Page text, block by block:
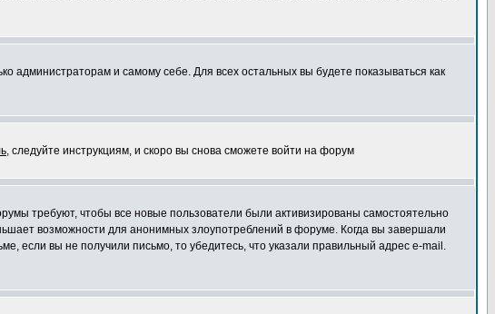
администраторам и самому себе. Для всех остальных вы будете показываться как
, следуйте инструкциям, и скоро вы снова сможете войти на форум
требуют, чтобы все новые пользователи были активизированы самостоятельно
возможности для анонимных злоупотреблений в форуме. Когда вы завершали
если вы не получили письмо, то убедитесь, что указали правильный адрес e-mail.